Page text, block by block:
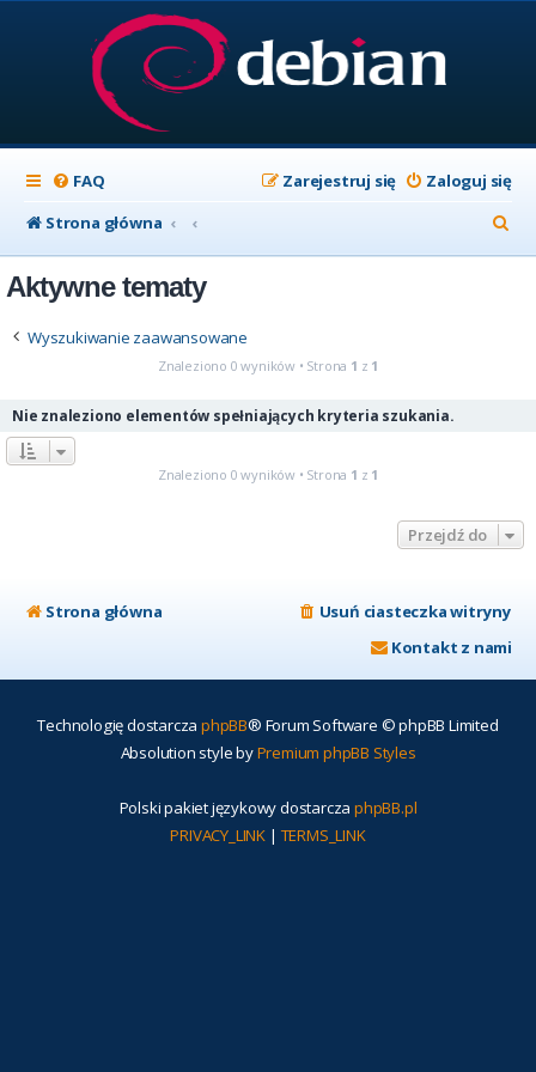
FAQ Zaloguj się
Zarejestruj się
Strona główna
z
Aktywne tematy
Wyszukiwanie zaawansowane
Znaleziono 0 wyników • Strona 1 z 1
Nie znaleziono elementów spełniających kryteria szukania.
Znaleziono 0 wyników • Strona 1 z 1
Przejdź do
Strona główna
Usuń ciasteczka witryny
Kontakt z nami
Technologię dostarcza phpBB® Forum Software © phpBB Limited
Absolution style byPremium phpBB Styles
Polski pakiet językowy dostarcza phpBB.pl
PRIVACY_LINK | TERMS_LINK